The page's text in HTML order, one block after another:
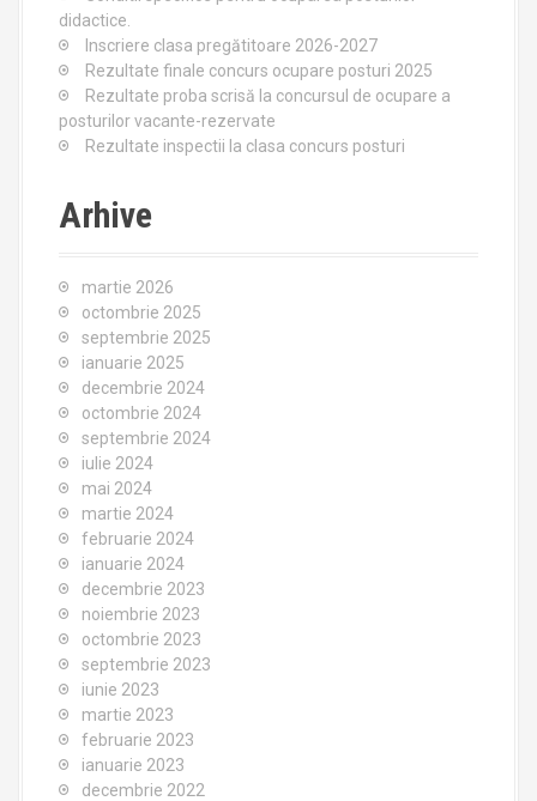
didactice.
Inscriere clasa pregătitoare 2026-2027
Rezultate finale concurs ocupare posturi 2025
Rezultate proba scrisă la concursul de ocupare a
posturilor vacante-rezervate
Rezultate inspectii la clasa concurs posturi
Arhive
martie 2026
octombrie 2025
septembrie 2025
ianuarie 2025
decembrie 2024
octombrie 2024
septembrie 2024
iulie 2024
mai 2024
martie 2024
februarie 2024
ianuarie 2024
decembrie 2023
noiembrie 2023
octombrie 2023
septembrie 2023
iunie 2023
martie 2023
februarie 2023
ianuarie 2023
decembrie 2022